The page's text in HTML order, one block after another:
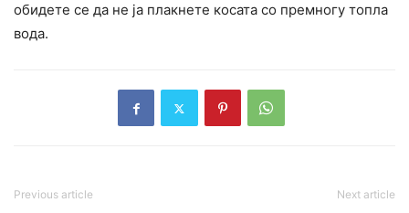
обидете се да не ја плакнете косата со премногу топла
вода.
Previous article Next article